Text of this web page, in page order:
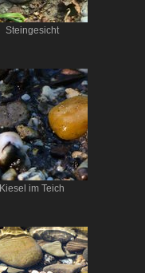
Steingesicht
Kiesel im Teich